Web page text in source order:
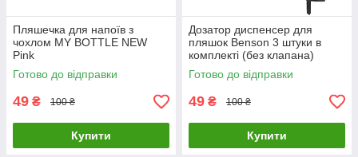
Пляшечка для напоїв з
чохлом MY BOTTLE NEW
Pink
Готово до відправки
49 ₴ 100 ₴
Купити
Дозатор диспенсер для
пляшок Benson 3 штуки в
комплекті (без клапана)
Готово до відправки
49 ₴ 100 ₴
Купити